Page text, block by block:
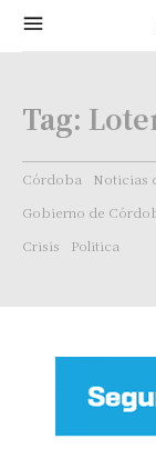
Tag:
Córdoba Noticias
Gobierno de
Crisis
Politica